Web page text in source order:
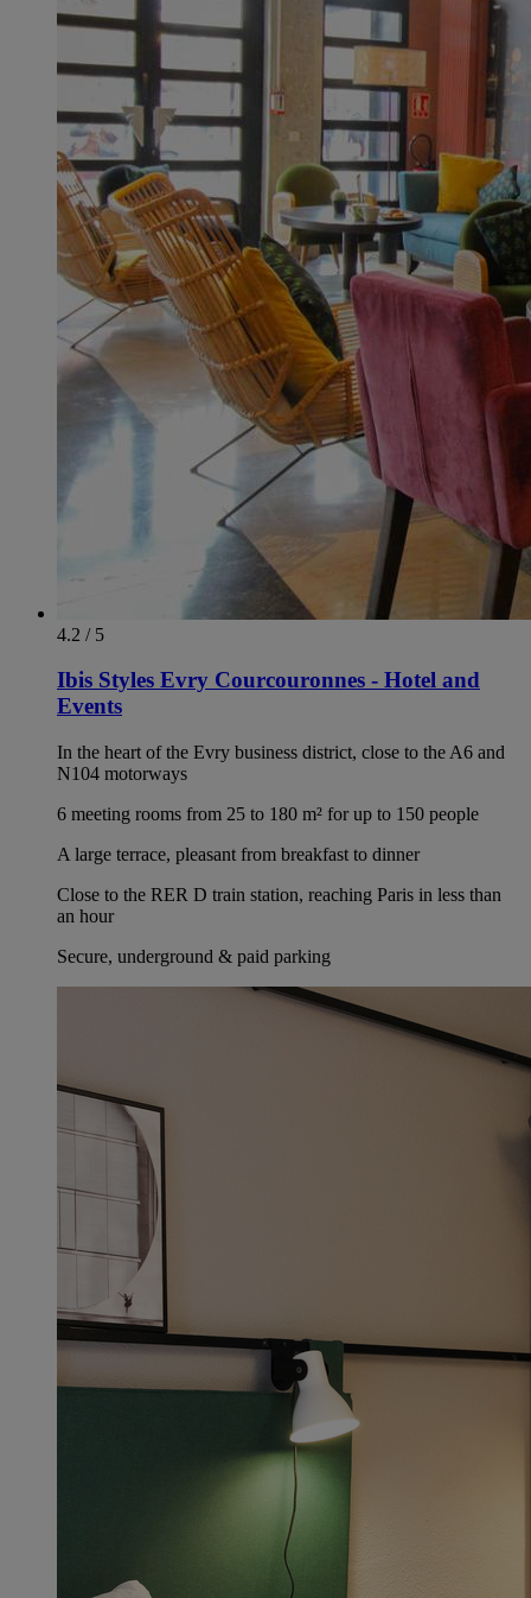
4.2 / 5
Ibis Styles Evry Courcouronnes - Hotel and
Events
In the heart of the Evry business district, close to the A6 and
N104 motorways
6 meeting rooms from 25 to 180 m² for up to 150 people
A large terrace, pleasant from breakfast to dinner
Close to the RER D train station, reaching Paris in less than
an hour
Secure, underground & paid parking